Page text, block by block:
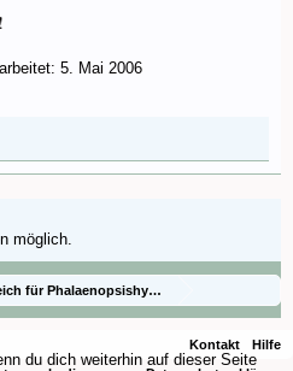
5. Mai 2006
möglich.
für Phalaenopsishybriden aus Baumarkt,
zur Pflege
Kontakt
Hilfe
du dich weiterhin auf dieser Seite